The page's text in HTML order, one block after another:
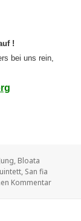
!
bei uns rein,
, Bloata
, San fia
Kommentarzu Was